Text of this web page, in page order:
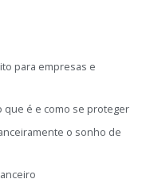
para empresas e
que é e como se proteger
o sonho de